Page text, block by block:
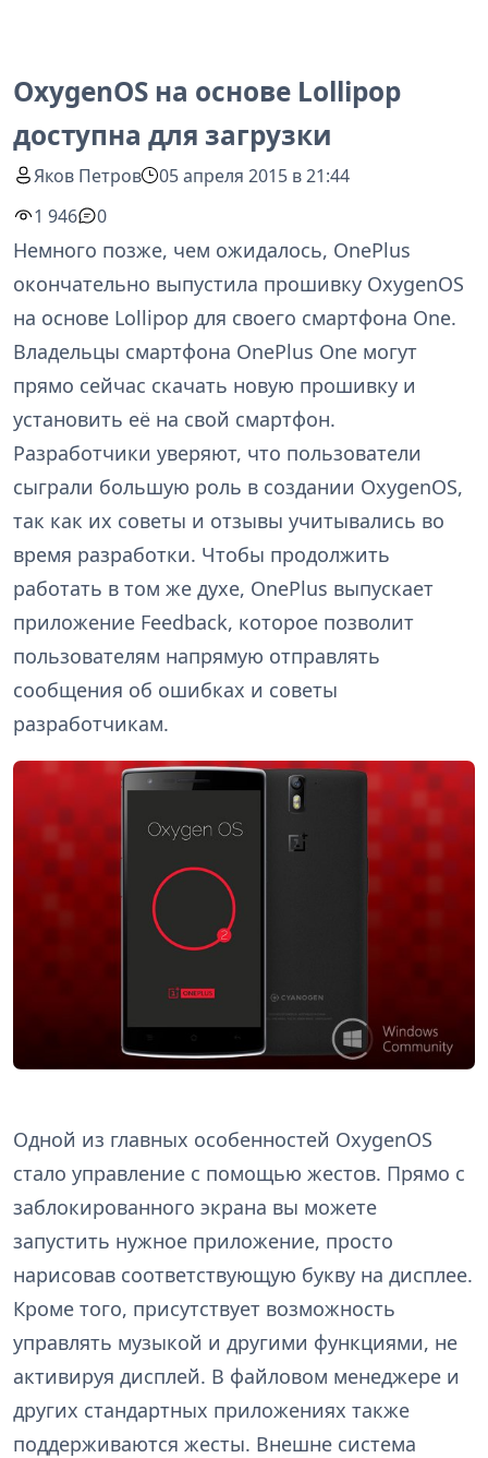
OxygenOS на основе Lollipop
доступна для загрузки
Яков Петров
05 апреля 2015 в 21:44
1 946
0
Немного позже, чем ожидалось, OnePlus
окончательно выпустила прошивку OxygenOS
на основе Lollipop для своего смартфона One.
Владельцы смартфона OnePlus One могут
прямо сейчас скачать новую прошивку и
установить её на свой смартфон.
Разработчики уверяют, что пользователи
сыграли большую роль в создании OxygenOS,
так как их советы и отзывы учитывались во
время разработки. Чтобы продолжить
работать в том же духе, OnePlus выпускает
приложение Feedback, которое позволит
пользователям напрямую отправлять
сообщения об ошибках и советы
разработчикам.
Одной из главных особенностей OxygenOS
стало управление с помощью жестов. Прямо с
заблокированного экрана вы можете
запустить нужное приложение, просто
нарисовав соответствующую букву на дисплее.
Кроме того, присутствует возможность
управлять музыкой и другими функциями, не
активируя дисплей. В файловом менеджере и
других стандартных приложениях также
поддерживаются жесты. Внешне система